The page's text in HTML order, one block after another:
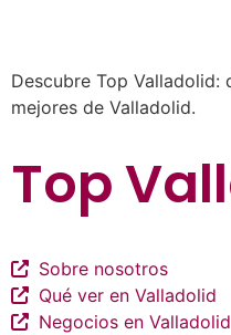
Descubre Top
mejores de Valladolid.
Top
Sobre nosotros
Qué ver en Valladolid
Negocios en Valladolid